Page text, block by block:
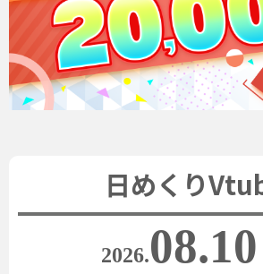
日めくり
2026.08.10